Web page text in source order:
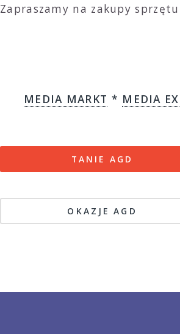
Zapraszamy na zakupy sprzętu
MEDIA MARKT * MEDIA
TANIE AGD
OKAZJE AGD